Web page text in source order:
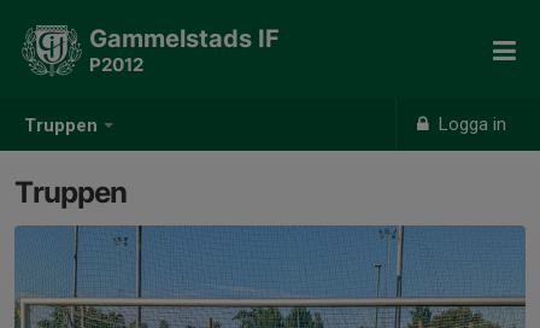
Truppen Logga in
Gammelstads IF
P2012
Truppen